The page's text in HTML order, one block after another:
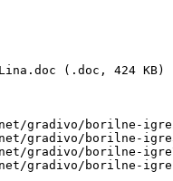
Lina.doc (.doc, 424 KB)
gradivo/borilne-
gradivo/borilne-
gradivo/borilne-
gradivo/borilne-